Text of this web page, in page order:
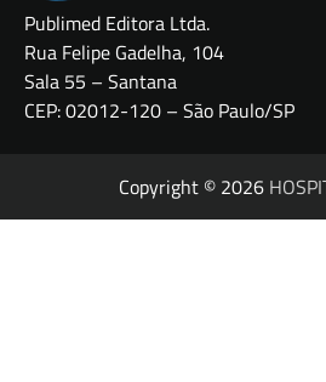
Publimed Editora Ltda.
Rua Felipe Gadelha, 104
Sala 55 – Santana
CEP: 02012-120 – São Paulo/SP
Copyright © 2026